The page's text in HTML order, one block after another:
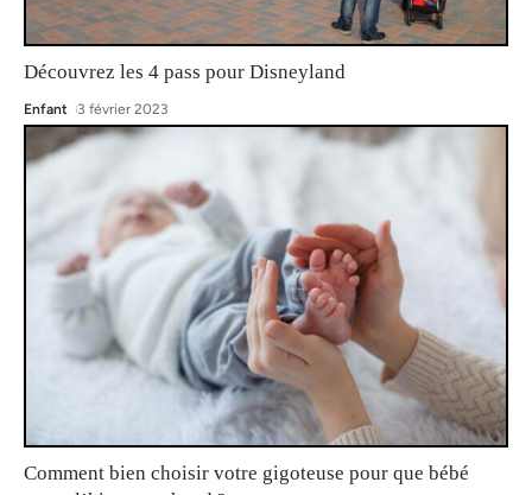
Découvrez les 4 pass pour Disneyland
Enfant 3 février 2023
Comment bien choisir votre gigoteuse pour que bébé